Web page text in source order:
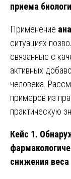
приема
Применение
ситуациях
связанные с
активных
человека.
примеров из
практическую
Кейс 1.
снижения веса